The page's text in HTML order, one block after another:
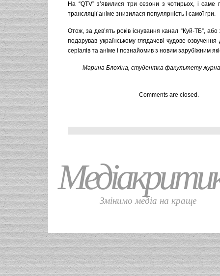
На “QTV” з’явилися три сезони з чотирьох, і саме
трансляції аніме знизилася популярність і самої гри.
Отож, за дев’ять років існування канал “Куй-ТБ”, або
подарував українському глядачеві чудове озвучення
серіалів та аніме і познайомив з новим зарубіжним
Марина Блохіна, студентка факультету
Comments are closed.
Змінимо медіа на краще